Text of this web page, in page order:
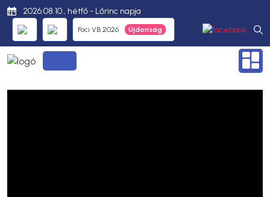
2026.08.10., hétfő - Lőrinc napja
Foci VB 2026